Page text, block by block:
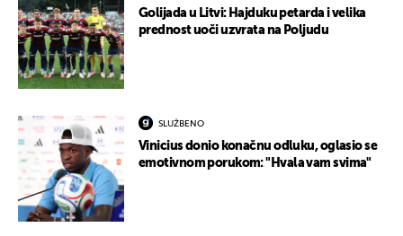
Golijada u Litvi: Hajduku petarda i velika
prednost uoči uzvrata na Poljudu
SLUŽBENO
Vinicius donio konačnu odluku, oglasio se
emotivnom porukom: "Hvala vam svima"